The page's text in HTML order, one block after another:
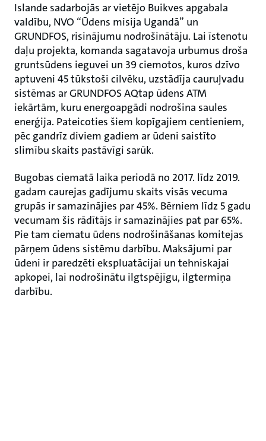
Islande sadarbojās ar vietējo Buikves apgabala
valdību, NVO “Ūdens misija Ugandā” un
GRUNDFOS, risinājumu nodrošinātāju. Lai īstenotu
daļu projekta, komanda sagatavoja urbumus droša
gruntsūdens ieguvei un 39 ciemotos, kuros dzīvo
aptuveni 45 tūkstoši cilvēku, uzstādīja cauruļvadu
sistēmas ar GRUNDFOS AQtap ūdens ATM
iekārtām, kuru energoapgādi nodrošina saules
enerģija. Pateicoties šiem kopīgajiem centieniem,
pēc gandrīz diviem gadiem ar ūdeni saistīto
slimību skaits pastāvīgi sarūk.
Bugobas ciematā laika periodā no 2017. līdz 2019.
gadam caurejas gadījumu skaits visās vecuma
grupās ir samazinājies par 45%. Bērniem līdz 5 gadu
vecumam šis rādītājs ir samazinājies pat par 65%.
Pie tam ciematu ūdens nodrošināšanas komitejas
pārņem ūdens sistēmu darbību. Maksājumi par
ūdeni ir paredzēti ekspluatācijai un tehniskajai
apkopei, lai nodrošinātu ilgtspējīgu, ilgtermiņa
darbību.